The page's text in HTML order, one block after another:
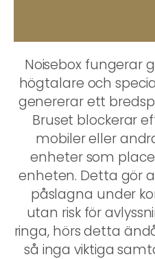
Noisebox fungerar
högtalare och
genererar ett
Bruset blockerar
mobiler eller
enheter som
enheten. Detta gör
påslagna under
utan risk för
ringa, hörs detta
så inga viktiga